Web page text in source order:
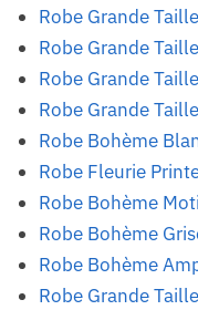
Robe Grande
Robe Grande
Robe Grande
Robe Grande
Robe Bohème
Robe Fleurie
Robe Bohème
Robe Bohème
Robe Bohème
Robe Grande